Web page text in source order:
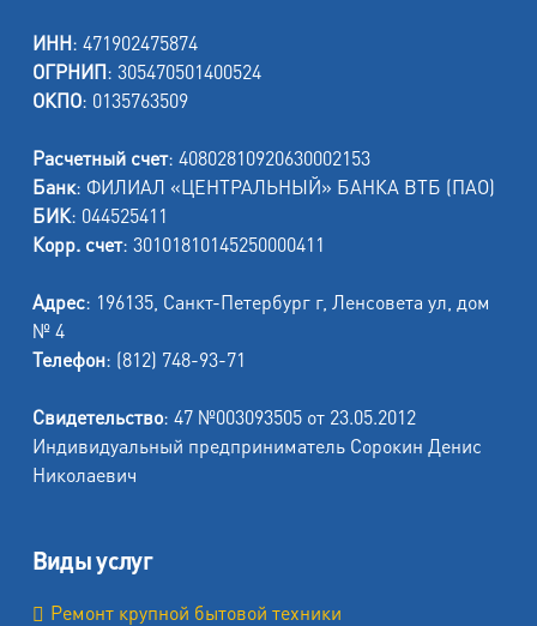
ИНН: 471902475874
ОГРНИП: 305470501400524
ОКПО: 0135763509
Расчетный счет: 40802810920630002153
Банк: ФИЛИАЛ «ЦЕНТРАЛЬНЫЙ» БАНКА ВТБ (ПАО)
БИК: 044525411
Корр. счет: 30101810145250000411
Адрес: 196135, Санкт-Петербург г, Ленсовета ул, дом
№ 4
Телефон: (812) 748-93-71
Свидетельство: 47 №003093505 от 23.05.2012
Индивидуальный предприниматель Сорокин Денис
Николаевич
Виды услуг
Ремонт крупной бытовой техники